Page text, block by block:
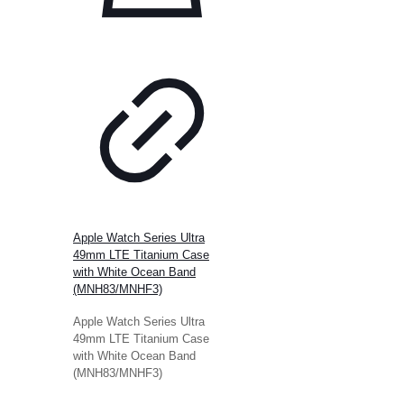
Apple Watch Series Ultra
49mm LTE Titanium Case
with White Ocean Band
(MNH83/MNHF3)
Apple Watch Series Ultra
49mm LTE Titanium Case
with White Ocean Band
(MNH83/MNHF3)